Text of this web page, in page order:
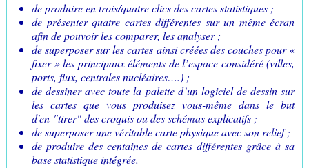
de produire en trois/quatre clics des cartes statistiques ;
de présenter quatre cartes différentes sur un même écran
afin de pouvoir les comparer, les analyser ;
de superposer sur les cartes ainsi créées des couches pour «
fixer » les principaux éléments de l’espace considéré (villes,
ports, flux, centrales nucléaires….) ;
de dessiner avec toute la palette d’un logiciel de dessin sur
les cartes que vous produisez vous-même dans le but
d'en "tirer" des croquis ou des schémas explicatifs ;
de superposer une véritable carte physique avec son relief ;
de produire des centaines de cartes différentes grâce à sa
base statistique intégrée.